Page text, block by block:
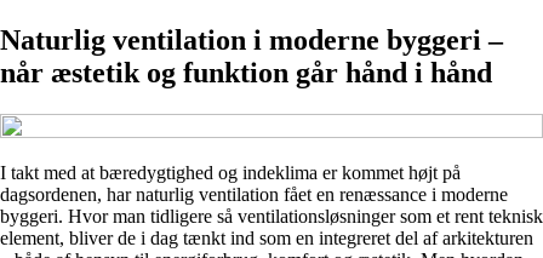
Naturlig ventilation i moderne byggeri –
når æstetik og funktion går hånd i hånd
I takt med at bæredygtighed og indeklima er kommet højt på
dagsordenen, har naturlig ventilation fået en renæssance i moderne
byggeri. Hvor man tidligere så ventilationsløsninger som et rent teknisk
element, bliver de i dag tænkt ind som en integreret del af arkitekturen